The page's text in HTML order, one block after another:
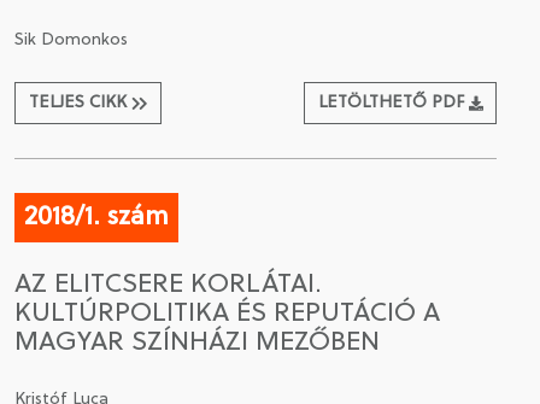
Sik Domonkos
TELJES CIKK LETÖLTHETŐ PDF
2018/1. szám
AZ ELITCSERE KORLÁTAI.
KULTÚRPOLITIKA ÉS REPUTÁCIÓ A
MAGYAR SZÍNHÁZI MEZŐBEN
Kristóf Luca